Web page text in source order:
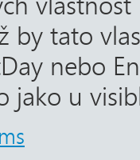
by tato
nebo
jako u